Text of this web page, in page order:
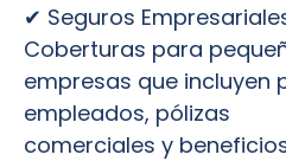
✔ Seguros
Coberturas para
empresas que incluyen
empleados, pólizas
comerciales y